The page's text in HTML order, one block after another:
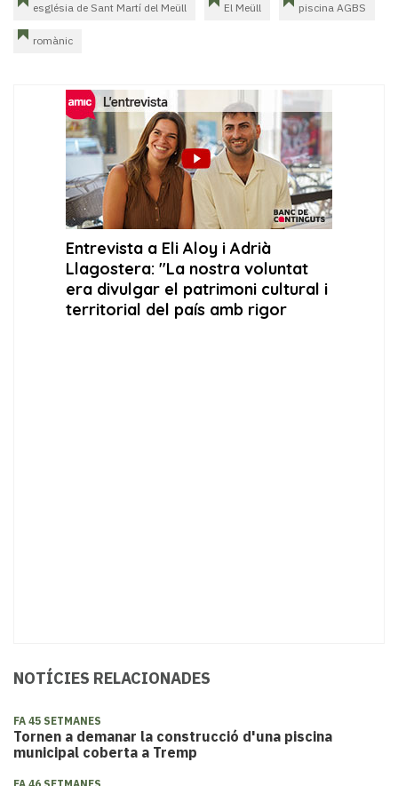
església de Sant Martí del Meüll El Meüll piscina AGBS
romànic
NOTÍCIES RELACIONADES
FA 45 SETMANES
Tornen a demanar la construcció d'una piscina
municipal coberta a Tremp